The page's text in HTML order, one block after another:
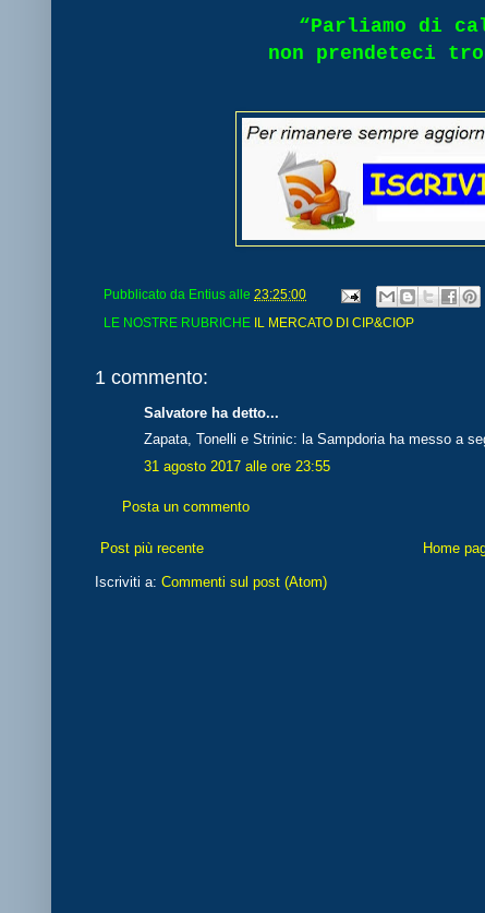
“Parliamo di
non prendeteci
Pubblicato da Entius alle 23:25:00
LE NOSTRE RUBRICHE IL MERCATO DI CIP&CIOP
1 commento:
Salvatore ha detto...
Zapata, Tonelli e Strinic: la Sampdoria ha messo a
31 agosto 2017 alle ore 23:55
Posta un commento
Post più recente Home
Iscriviti a: Commenti sul post (Atom)